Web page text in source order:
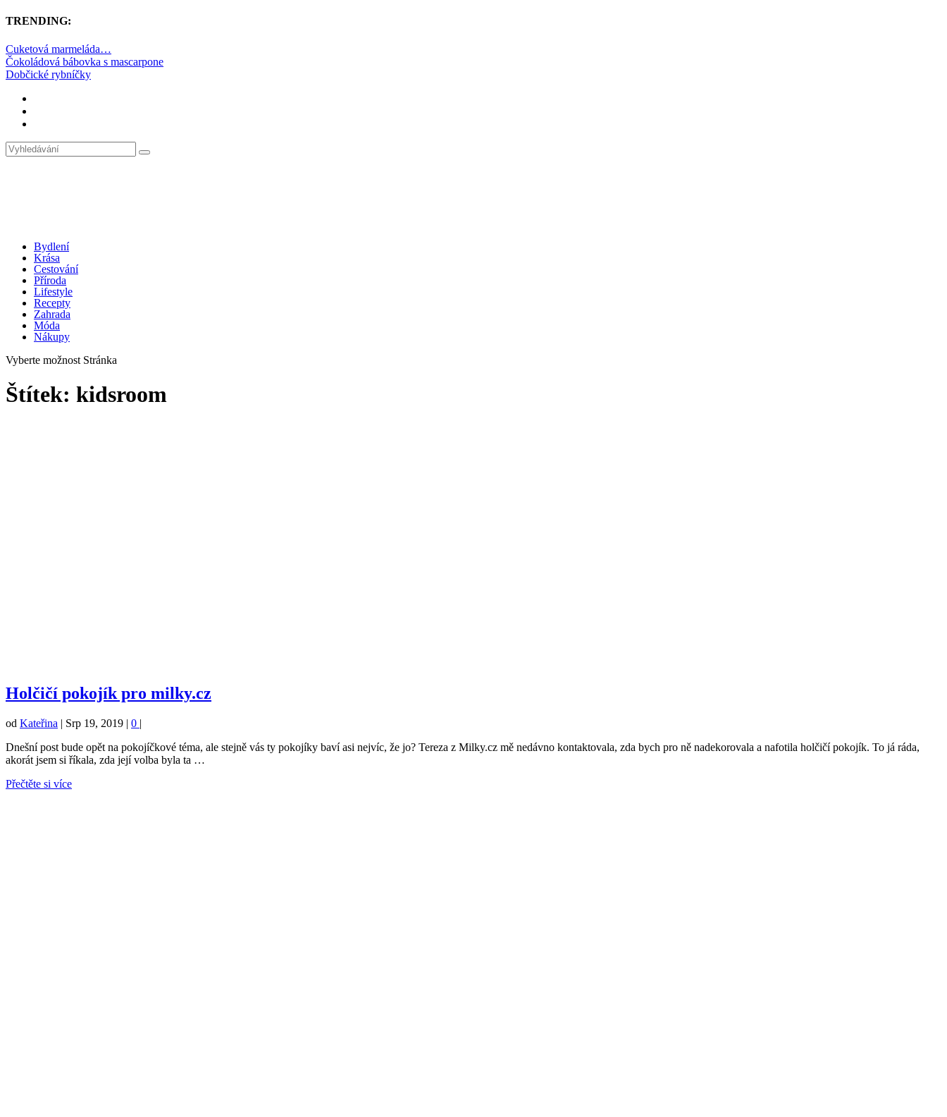
TRENDING:
Cuketová marmeláda…
Čokoládová bábovka s mascarpone
Dobčické rybníčky
Bydlení
Krása
Cestování
Příroda
Lifestyle
Recepty
Zahrada
Móda
Nákupy
Vyberte možnost Stránka
Štítek: kidsroom
Holčičí pokojík pro milky.cz
od Kateřina | Srp 19, 2019 | 0 |
Dnešní post bude opět na pokojíčkové téma, ale stejně vás ty pokojíky baví asi nejvíc, že jo? Tereza z Milky.cz mě nedávno kontaktovala, zda bych pro ně nadekorovala a nafotila holčičí pokojík. To já ráda,
akorát jsem si říkala, zda její volba byla ta …
Přečtěte si více